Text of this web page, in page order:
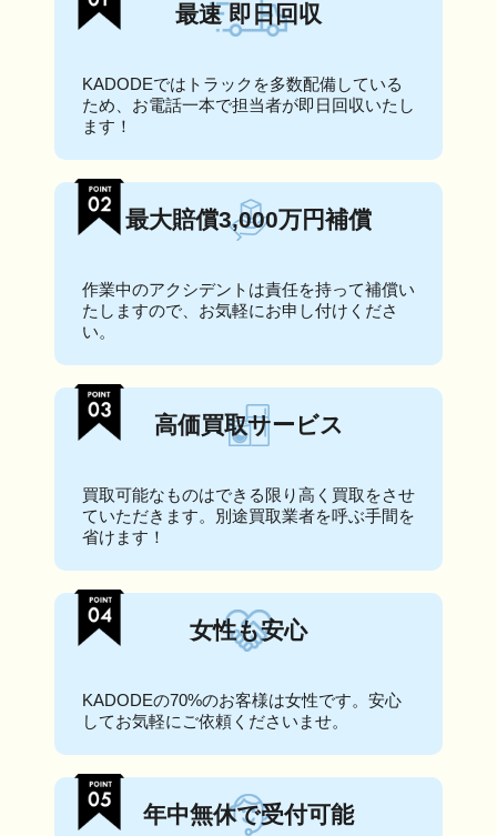
最速 即日回収
KADODEではトラックを多数配備している
ため、お電話一本で担当者が即日回収いたし
ます！
最大賠償3,000万円補償
作業中のアクシデントは責任を持って補償い
たしますので、お気軽にお申し付けくださ
い。
高価買取サービス
買取可能なものはできる限り高く買取をさせ
ていただきます。別途買取業者を呼ぶ手間を
省けます！
女性も安心
KADODEの70%のお客様は女性です。安心
してお気軽にご依頼くださいませ。
年中無休で受付可能